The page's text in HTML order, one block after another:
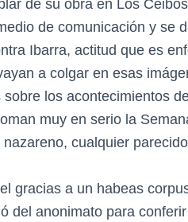
de su obra en Los
de comunicación y se
Ibarra, actitud que es
a colgar en esas
los acontecimientos
muy en serio la
cualquier
gracias a un habeas
del anonimato para